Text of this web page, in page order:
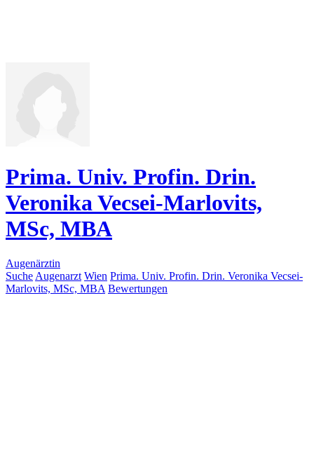
Prima. Univ. Profin. Drin.
Veronika Vecsei-Marlovits,
MSc, MBA
Augenärztin
Suche Augenarzt Wien Prima. Univ. Profin. Drin. Veronika Vecsei-
Marlovits, MSc, MBA Bewertungen